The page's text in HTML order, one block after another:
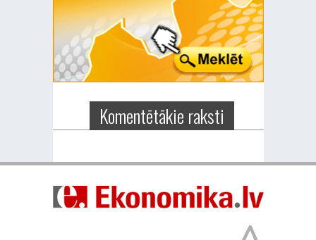
Komentētākie raksti